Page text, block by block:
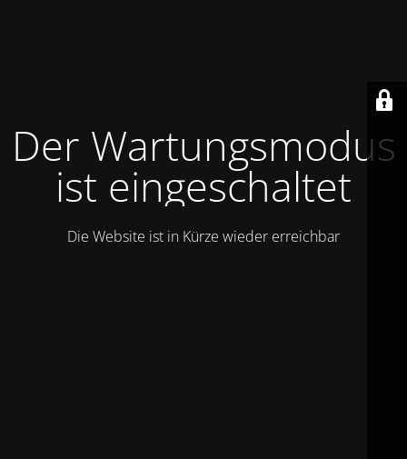
Der Wartungsmodus
ist eingeschaltet
Die Website ist in Kürze wieder erreichbar